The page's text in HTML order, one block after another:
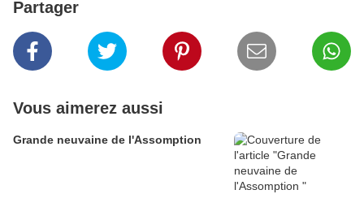
Partager
Vous aimerez aussi
Grande neuvaine de l'Assomption